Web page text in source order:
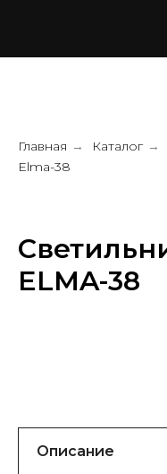
Главная → Каталог →
Elma-38
ELMA-38